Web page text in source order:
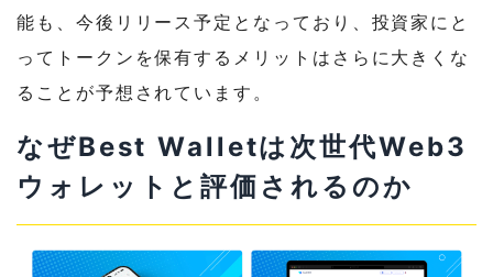
能も、今後リリース予定となっており、投資家にと
ってトークンを保有するメリットはさらに大きくな
ることが予想されています。
なぜBest Walletは次世代Web3
ウォレットと評価されるのか